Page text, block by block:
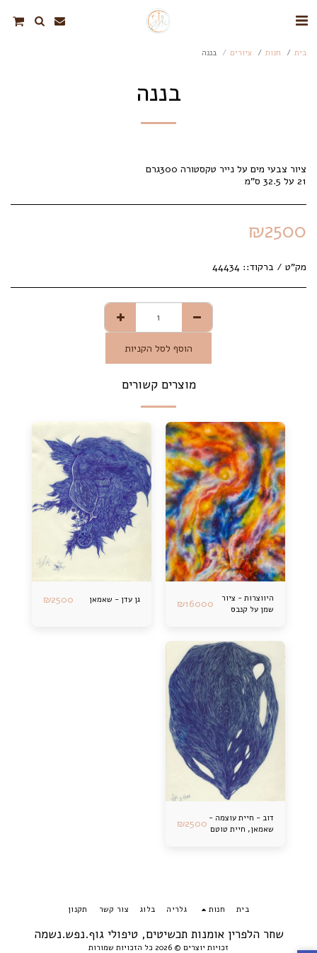
בית חנות ציורים בננה
בננה
21 על 32.5 ס"מ
₪2500
מק"ט / ברקוד:: 44434
הוסף לסל הקניות
מוצרים קשורים
היווצרות - ציור
שמן על קנבס
₪16000 גן עדן - שאמאן ₪2500
דוב - חיית עוצמה -
שאמאן, חיית טוטם
₪2500
שחר הלפרין אומנות תכשיטים, טיפולי גוף.נפש.נשמה
זכויות יוצרים © 2026 כל הזכויות שמורות
בית חנות גלריה בלוג צור קשר תקנון